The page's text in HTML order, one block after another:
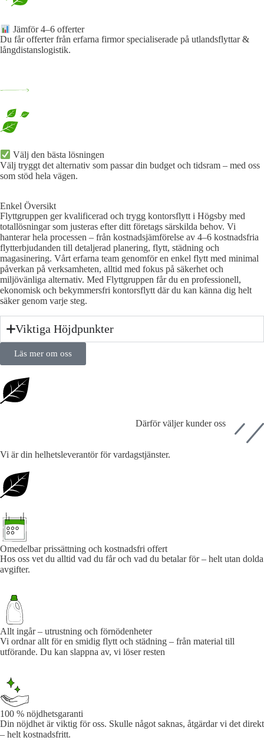
Jämför 4–6 offerter
Du får offerter från erfarna firmor specialiserade på utlandsflyttar &
långdistanslogistik.
Välj den bästa lösningen​
Välj tryggt det alternativ som passar din budget och tidsram – med oss
som stöd hela vägen.
Enkel Översikt
Flyttgruppen ger kvalificerad och trygg kontorsflytt i Högsby med
totallösningar som justeras efter ditt företags särskilda behov. Vi
hanterar hela processen – från kostnadsjämförelse av 4–6 kostnadsfria
flytterbjudanden till detaljerad planering, flytt, städning och
magasinering. Vårt erfarna team genomför en enkel flytt med minimal
påverkan på verksamheten, alltid med fokus på säkerhet och
miljövänliga alternativ. Med Flyttgruppen får du en professionell,
ekonomisk och bekymmersfri kontorsflytt där du kan känna dig helt
säker genom varje steg.
Viktiga Höjdpunkter
Läs mer om oss
Därför väljer kunder oss
Vi är din helhetsleverantör för vardagstjänster.
Omedelbar prissättning och kostnadsfri offert
Hos oss vet du alltid vad du får och vad du betalar för – helt utan dolda
avgifter.
Allt ingår – utrustning och förnödenheter
Vi ordnar allt för en smidig flytt och städning – från material till
utförande. Du kan slappna av, vi löser resten
100 % nöjdhetsgaranti
Din nöjdhet är viktig för oss. Skulle något saknas, åtgärdar vi det direkt
– helt kostnadsfritt.